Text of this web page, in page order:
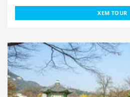
XEM TOUR